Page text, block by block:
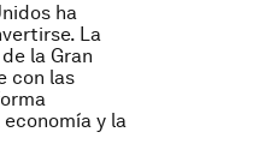
ha
La
la Gran
con las
y la